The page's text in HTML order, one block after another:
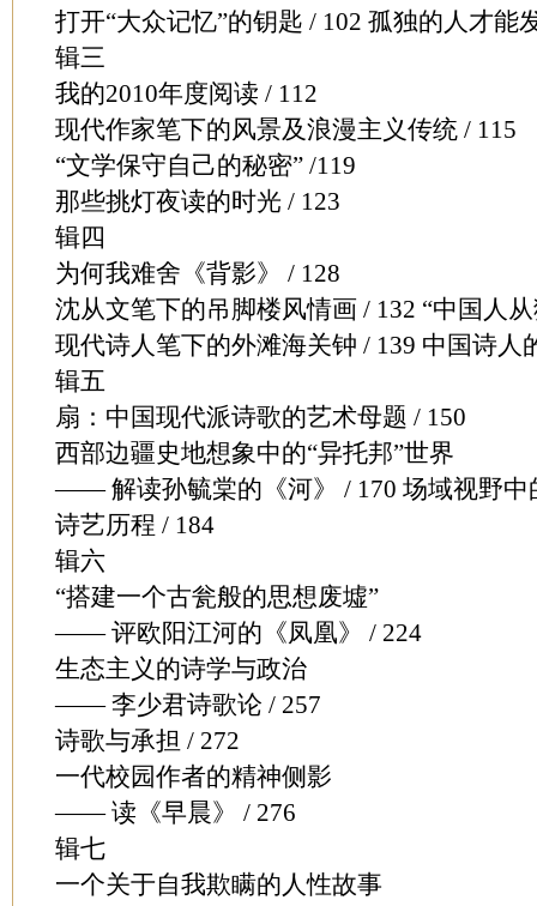
打开“大众记忆”的钥匙 / 102 孤独的人才能
辑三
我的2010年度阅读 / 112
现代作家笔下的风景及浪漫主义传统 / 115
“文学保守自己的秘密” /119
那些挑灯夜读的时光 / 123
辑四
为何我难舍《背影》 / 128
沈从文笔下的吊脚楼风情画 / 132 “中国人
现代诗人笔下的外滩海关钟 / 139 中国诗人
辑五
扇：中国现代派诗歌的艺术母题 / 150
西部边疆史地想象中的“异托邦”世界
—— 解读孙毓棠的《河》 / 170 场域视野中
诗艺历程 / 184
辑六
“搭建一个古瓮般的思想废墟”
—— 评欧阳江河的《凤凰》 / 224
生态主义的诗学与政治
—— 李少君诗歌论 / 257
诗歌与承担 / 272
一代校园作者的精神侧影
—— 读《早晨》 / 276
辑七
一个关于自我欺瞒的人性故事